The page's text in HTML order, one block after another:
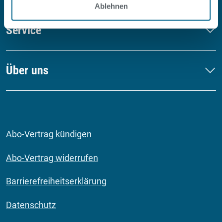
Ablehnen
Service
Über uns
Abo-Vertrag kündigen
Abo-Vertrag widerrufen
Barrierefreiheitserklärung
Datenschutz